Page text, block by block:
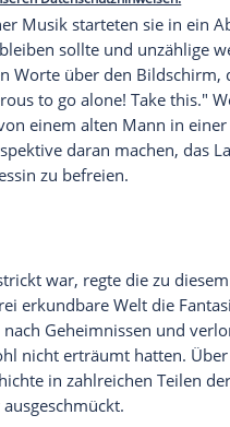
den Markt gebracht
X dürften
ein zauberhafter
of Zelda" ausgeliefert
so machte, wurde
Redaktion
lassen und auch
angezeigt werden. Damit